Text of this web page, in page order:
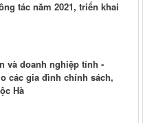
tác năm 2021, triển khai
và doanh nghiệp tỉnh -
các gia đình chính sách,
Hà